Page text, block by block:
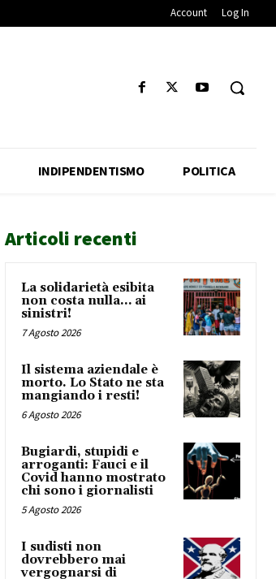
Account Log In
INDIPENDENTISMO POLITICA
Articoli recenti
La solidarietà esibita
non costa nulla… ai
sinistri!
7 Agosto 2026
Il sistema aziendale è
morto. Lo Stato ne sta
mangiando i resti!
6 Agosto 2026
Bugiardi, stupidi e
arroganti: Fauci e il
Covid hanno mostrato
chi sono i giornalisti
5 Agosto 2026
I sudisti non
dovrebbero mai
vergognarsi di